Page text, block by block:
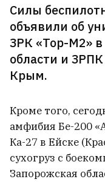
Силы
объявили об
ЗРК «Тор-М2» в
области и
Крым.
Кроме того,
амфибия Бе-200
Ка-27 в Ейске
сухогруз с
Запорожская
Рабочего из
участие в
беспорядках».
работал в России
Вчера в